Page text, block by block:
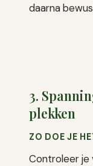
daarna
3.
plekken
ZO DOE JE
Controleer je